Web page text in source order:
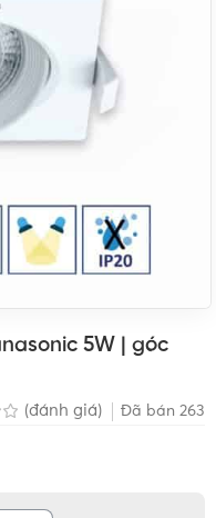
5W | góc
(đánh giá) Đã bán 263